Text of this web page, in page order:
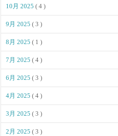
10月 2025 ( 4 )
9月 2025 ( 3 )
8月 2025 ( 1 )
7月 2025 ( 4 )
6月 2025 ( 3 )
4月 2025 ( 4 )
3月 2025 ( 3 )
2月 2025 ( 3 )